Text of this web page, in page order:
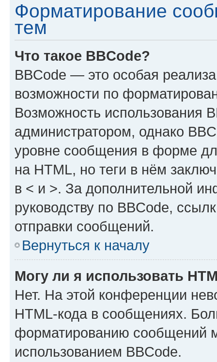
Форматирование
тем
Что такое BBCode?
BBCode — это особая
возможности по
Возможность использования
администратором, однако
уровне сообщения в форме
на HTML, но теги в нём
в < и >. За дополнительной
руководству по BBCode,
отправки сообщений.
Вернуться к началу
Могу ли я использовать
Нет. На этой конференции
HTML-кода в сообщениях.
форматированию сообщений
использованием BBCode.